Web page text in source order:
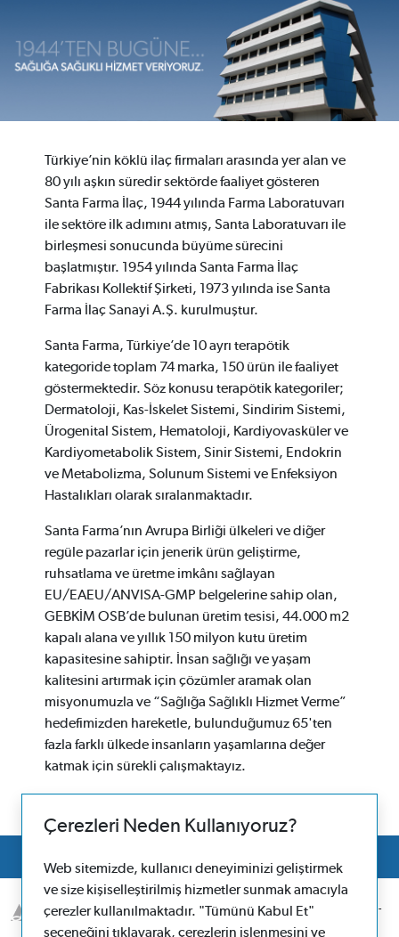
Türkiye’nin köklü ilaç firmaları arasında yer alan ve
80 yılı aşkın süredir sektörde faaliyet gösteren
Santa Farma İlaç, 1944 yılında Farma Laboratuvarı
ile sektöre ilk adımını atmış, Santa Laboratuvarı ile
birleşmesi sonucunda büyüme sürecini
başlatmıştır. 1954 yılında Santa Farma İlaç
Fabrikası Kollektif Şirketi, 1973 yılında ise Santa
Farma İlaç Sanayi A.Ş. kurulmuştur.
Santa Farma, Türkiye’de 10 ayrı terapötik
kategoride toplam 74 marka, 150 ürün ile faaliyet
göstermektedir. Söz konusu terapötik kategoriler;
Dermatoloji, Kas-İskelet Sistemi, Sindirim Sistemi,
Ürogenital Sistem, Hematoloji, Kardiyovasküler ve
Kardiyometabolik Sistem, Sinir Sistemi, Endokrin
ve Metabolizma, Solunum Sistemi ve Enfeksiyon
Hastalıkları olarak sıralanmaktadır.
Santa Farma’nın Avrupa Birliği ülkeleri ve diğer
regüle pazarlar için jenerik ürün geliştirme,
ruhsatlama ve üretme imkânı sağlayan
EU/EAEU/ANVISA-GMP belgelerine sahip olan,
GEBKİM OSB’de bulunan üretim tesisi, 44.000 m2
kapalı alana ve yıllık 150 milyon kutu üretim
kapasitesine sahiptir. İnsan sağlığı ve yaşam
kalitesini artırmak için çözümler aramak olan
misyonumuzla ve “Sağlığa Sağlıklı Hizmet Verme”
hedefimizden hareketle, bulunduğumuz 65'ten
fazla farklı ülkede insanların yaşamlarına değer
katmak için sürekli çalışmaktayız.
© 2026 Santa Farma İlaç Sanayii A.Ş Boruçiçeği Sok. No:16 34382 Şişli-
Çerezleri Neden Kullanıyoruz?
Web sitemizde, kullanıcı deneyiminizi geliştirmek
ve size kişiselleştirilmiş hizmetler sunmak amacıyla
çerezler kullanılmaktadır. "Tümünü Kabul Et"
seçeneğini tıklayarak, çerezlerin işlenmesini ve